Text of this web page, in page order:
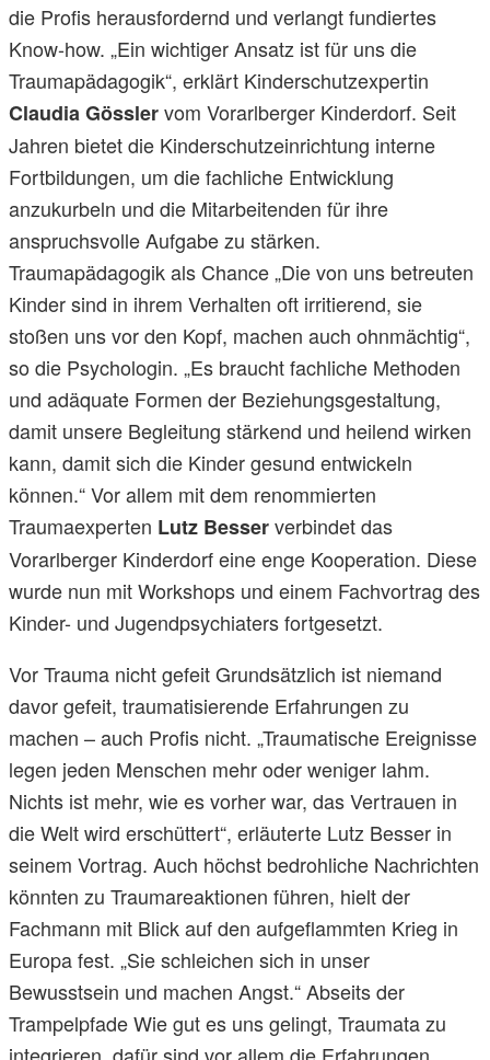
die Profis herausfordernd und verlangt fundiertes
Know-how. „Ein wichtiger Ansatz ist für uns die
Traumapädagogik“, erklärt Kinderschutzexpertin
Claudia Gösslervom Vorarlberger Kinderdorf. Seit
Jahren bietet die Kinderschutzeinrichtung interne
Fortbildungen, um die fachliche Entwicklung
anzukurbeln und die Mitarbeitenden für ihre
anspruchsvolle Aufgabe zu stärken.
Traumapädagogik als Chance „Die von uns betreuten
Kinder sind in ihrem Verhalten oft irritierend, sie
stoßen uns vor den Kopf, machen auch ohnmächtig“,
so die Psychologin. „Es braucht fachliche Methoden
und adäquate Formen der Beziehungsgestaltung,
damit unsere Begleitung stärkend und heilend wirken
kann, damit sich die Kinder gesund entwickeln
können.“ Vor allem mit dem renommierten
Traumaexperten Lutz Besserverbindet das
Vorarlberger Kinderdorf eine enge Kooperation. Diese
wurde nun mit Workshops und einem Fachvortrag des
Kinder- und Jugendpsychiaters fortgesetzt.
Vor Trauma nicht gefeit Grundsätzlich ist niemand
davor gefeit, traumatisierende Erfahrungen zu
machen – auch Profis nicht. „Traumatische Ereignisse
legen jeden Menschen mehr oder weniger lahm.
Nichts ist mehr, wie es vorher war, das Vertrauen in
die Welt wird erschüttert“, erläuterte Lutz Besser in
seinem Vortrag. Auch höchst bedrohliche Nachrichten
könnten zu Traumareaktionen führen, hielt der
Fachmann mit Blick auf den aufgeflammten Krieg in
Europa fest. „Sie schleichen sich in unser
Bewusstsein und machen Angst.“ Abseits der
Trampelpfade Wie gut es uns gelingt, Traumata zu
integrieren, dafür sind vor allem die Erfahrungen